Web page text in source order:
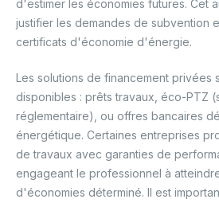
d'estimer les économies futures. Cet
justifier les demandes de subvention
certificats d'économie d'énergie.
Les solutions de financement privées
disponibles : prêts travaux, éco-PTZ
réglementaire), ou offres bancaires
énergétique. Certaines entreprises
de travaux avec garanties de
engageant le professionnel à
d'économies déterminé. Il est